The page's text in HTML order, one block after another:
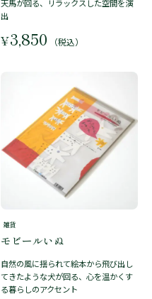
天馬が回る、リラックスした空間を演
出
¥3,850 （税込）
雑貨
モビールいぬ
自然の風に揺られて絵本から飛び出し
てきたような犬が回る、心を温かくす
る暮らしのアクセント